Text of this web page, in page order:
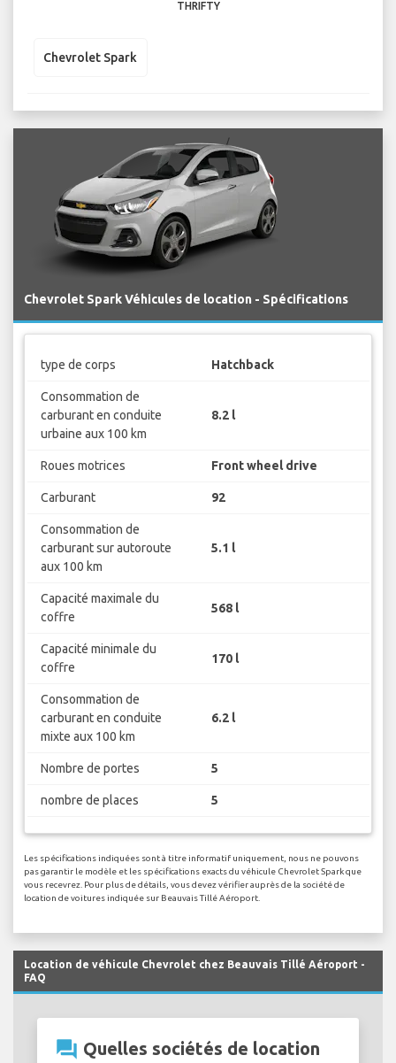
THRIFTY
Chevrolet Spark
Chevrolet Spark Véhicules de location - Spécifications
type de corps Hatchback
Consommation de
carburant en conduite
urbaine aux 100 km
8.2 l
Roues motrices Front wheel drive
Carburant 92
Consommation de
carburant sur autoroute
aux 100 km
5.1 l
Capacité maximale du
coffre
568 l
Capacité minimale du
coffre
170 l
Consommation de
carburant en conduite
mixte aux 100 km
6.2 l
Nombre de portes 5
nombre de places 5
Les spécifications indiquées sont à titre informatif uniquement, nous ne pouvons
pas garantir le modèle et les spécifications exacts du véhicule Chevrolet Spark que
vous recevrez. Pour plus de détails, vous devez vérifier auprès de la société de
location de voitures indiquée sur Beauvais Tillé Aéroport.
Location de véhicule Chevrolet chez Beauvais Tillé Aéroport -
FAQ
question_answer Quelles sociétés de location